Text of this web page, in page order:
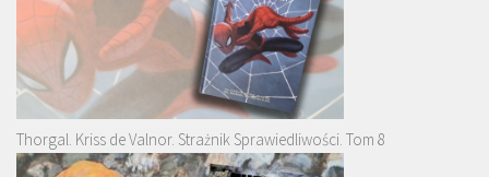
Thorgal. Kriss de Valnor. Strażnik Sprawiedliwości. Tom 8